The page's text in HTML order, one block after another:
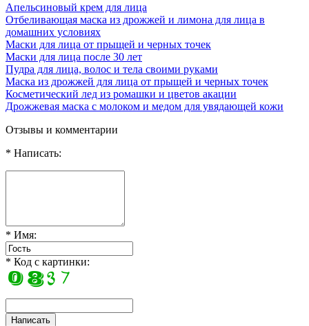
Апельсиновый крем для лица
Отбеливающая маска из дрожжей и лимона для лица в
домашних условиях
Маски для лица от прыщей и черных точек
Маски для лица после 30 лет
Пудра для лица, волос и тела своими руками
Маска из дрожжей для лица от прыщей и черных точек
Косметический лед из ромашки и цветов акации
Дрожжевая маска с молоком и медом для увядающей кожи
Отзывы и комментарии
* Написать:
* Имя:
* Код с картинки: